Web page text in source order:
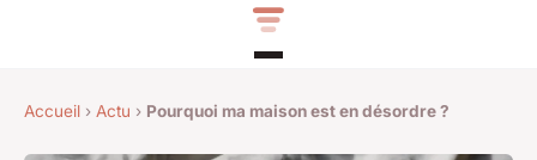
Accueil › Actu › Pourquoi ma maison est en désordre ?